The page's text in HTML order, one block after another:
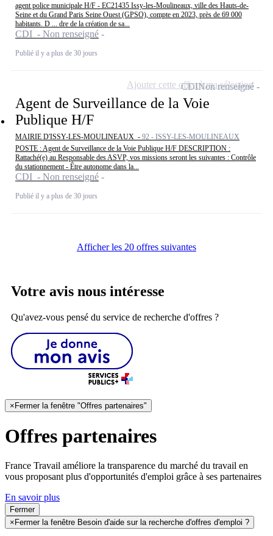
agent police municipale H/F - EC21435 Issy-les-Moulineaux, ville des Hauts-de-
Seine et du Grand Paris Seine Ouest (GPSO), compte en 2023, près de 69 000
habitants. D ... dre de la création de sa...
CDI - Non renseigné
Publié il y a plus de 30 jours
Agent de Surveillance de la Voie
Publique H/F
MAIRIE D'ISSY-LES-MOULINEAUX - 92 - ISSY-LES-MOULINEAUX
POSTE : Agent de Surveillance de la Voie Publique H/F DESCRIPTION :
Rattaché(e) au Responsable des ASVP, vos missions seront les suivantes : Contrôle
du stationnement - Être autonome dans la...
CDI - Non renseigné
Publié il y a plus de 30 jours
CDINon renseigné
Ajouter cette offre à ma sélection
Afficher les 20 offres suivantes
Votre avis nous intéresse
Qu'avez-vous pensé du service de recherche d'offres ?
×Fermer la fenêtre "Offres partenaires"
Offres partenaires
France Travail améliore la transparence du marché du travail en
vous proposant plus d'opportunités d'emploi grâce à ses partenaires
En savoir plus
Fermer
× Fermer la fenêtre Besoin d'aide sur la recherche d'offres d'emploi ?